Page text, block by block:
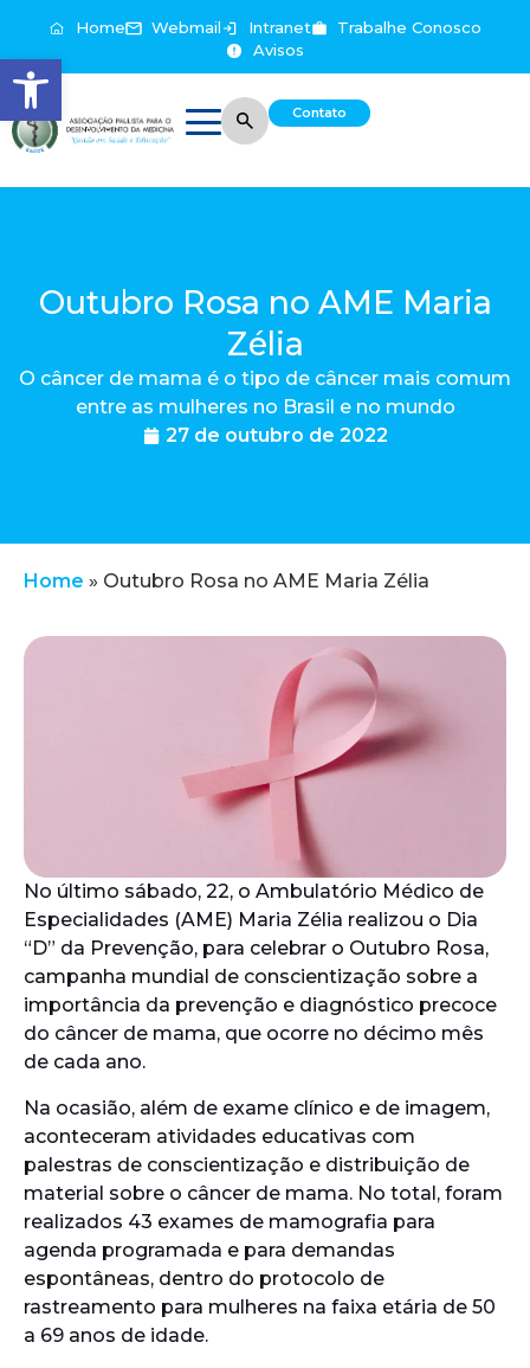
Abrir a barra de ferramentas
Home Webmail Intranet
Trabalhe Conosco
Avisos
Contato
Outubro Rosa no AME Maria
Zélia
O câncer de mama é o tipo de câncer mais comum
entre as mulheres no Brasil e no mundo
27 de outubro de 2022
Home » Outubro Rosa no AME Maria Zélia
No último sábado, 22, o Ambulatório Médico de
Especialidades (AME) Maria Zélia realizou o Dia
“D” da Prevenção, para celebrar o Outubro Rosa,
campanha mundial de conscientização sobre a
importância da prevenção e diagnóstico precoce
do câncer de mama, que ocorre no décimo mês
de cada ano.
Na ocasião, além de exame clínico e de imagem,
aconteceram atividades educativas com
palestras de conscientização e distribuição de
material sobre o câncer de mama. No total, foram
realizados 43 exames de mamografia para
agenda programada e para demandas
espontâneas, dentro do protocolo de
rastreamento para mulheres na faixa etária de 50
a 69 anos de idade.